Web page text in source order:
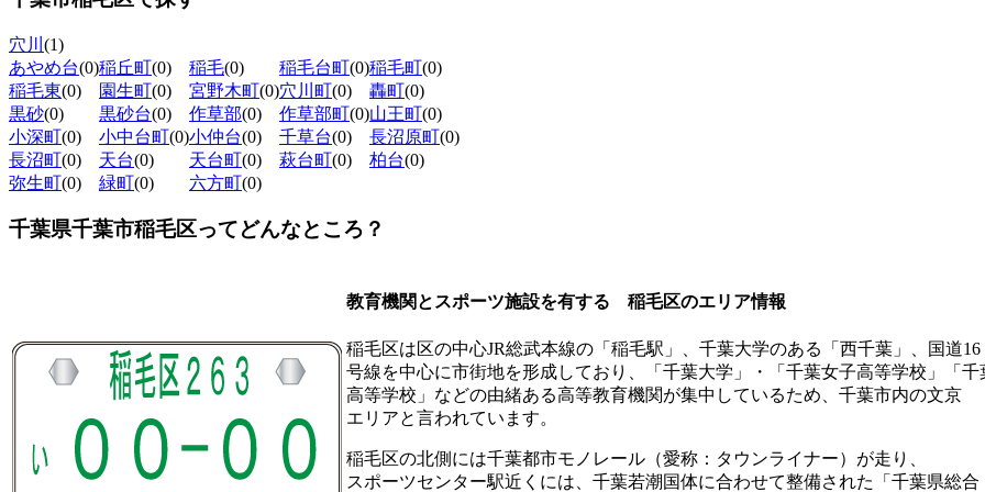
穴川 (1)
あやめ台(0)稲丘町(0) 稲毛(0) 稲毛台町(0)稲毛町(0)
稲毛東(0) 園生町(0) 宮野木町(0)穴川町(0) 轟町(0)
黒砂(0) 黒砂台(0) 作草部(0) 作草部町(0)山王町(0)
小深町(0) 小中台町(0)小仲台(0) 千草台(0) 長沼原町(0)
長沼町(0) 天台(0) 天台町(0) 萩台町(0) 柏台(0)
弥生町(0) 緑町(0) 六方町(0)
千葉県千葉市稲毛区ってどんなところ？
教育機関とスポーツ施設を有する 稲毛区のエリア情報
稲毛区は区の中心JR総武本線の「稲毛駅」、千葉大学のある「西千葉」、国道16
号線を中心に市街地を形成しており、「千葉大学」・「千葉女子高等学校」「千
高等学校」などの由緒ある高等教育機関が集中しているため、千葉市内の文京
エリアと言われています。
稲毛区の北側には千葉都市モノレール（愛称：タウンライナー）が走り、
スポーツセンター駅近くには、千葉若潮国体に合わせて整備された「千葉県総合